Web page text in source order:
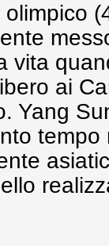
vita
ai
Yang
tempo